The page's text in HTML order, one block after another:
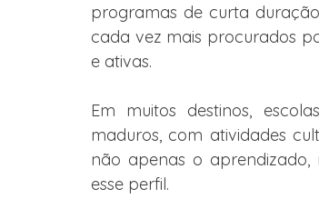
programas de curta
cada vez mais procurados
e ativas.
Em muitos destinos,
maduros, com atividades
não apenas o
esse perfil.